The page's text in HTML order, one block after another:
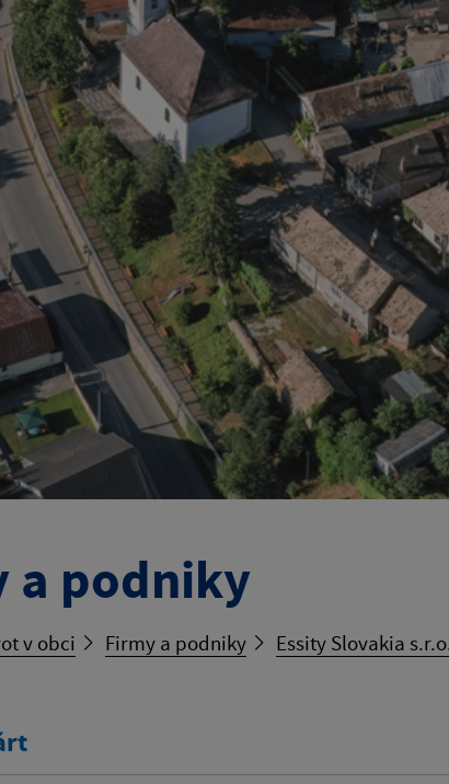
a podniky
v obci Firmy a podniky Essity Slovakia